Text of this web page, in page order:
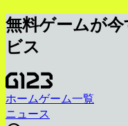
無料ゲームが
ビス
ホームゲーム一覧
ニュース